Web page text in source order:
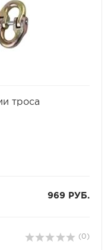
троса
969 РУБ.
(0)